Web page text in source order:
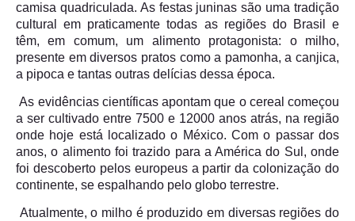
camisa quadriculada. As festas juninas são uma tradição
cultural em praticamente todas as regiões do Brasil e
têm, em comum, um alimento protagonista: o milho,
presente em diversos pratos como a pamonha, a canjica,
a pipoca e tantas outras delícias dessa época.
As evidências científicas apontam que o cereal começou
a ser cultivado entre 7500 e 12000 anos atrás, na região
onde hoje está localizado o México. Com o passar dos
anos, o alimento foi trazido para a América do Sul, onde
foi descoberto pelos europeus a partir da colonização do
continente, se espalhando pelo globo terrestre.
Atualmente, o milho é produzido em diversas regiões do